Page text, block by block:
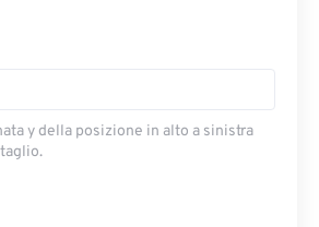
y della posizione in alto a sinistra